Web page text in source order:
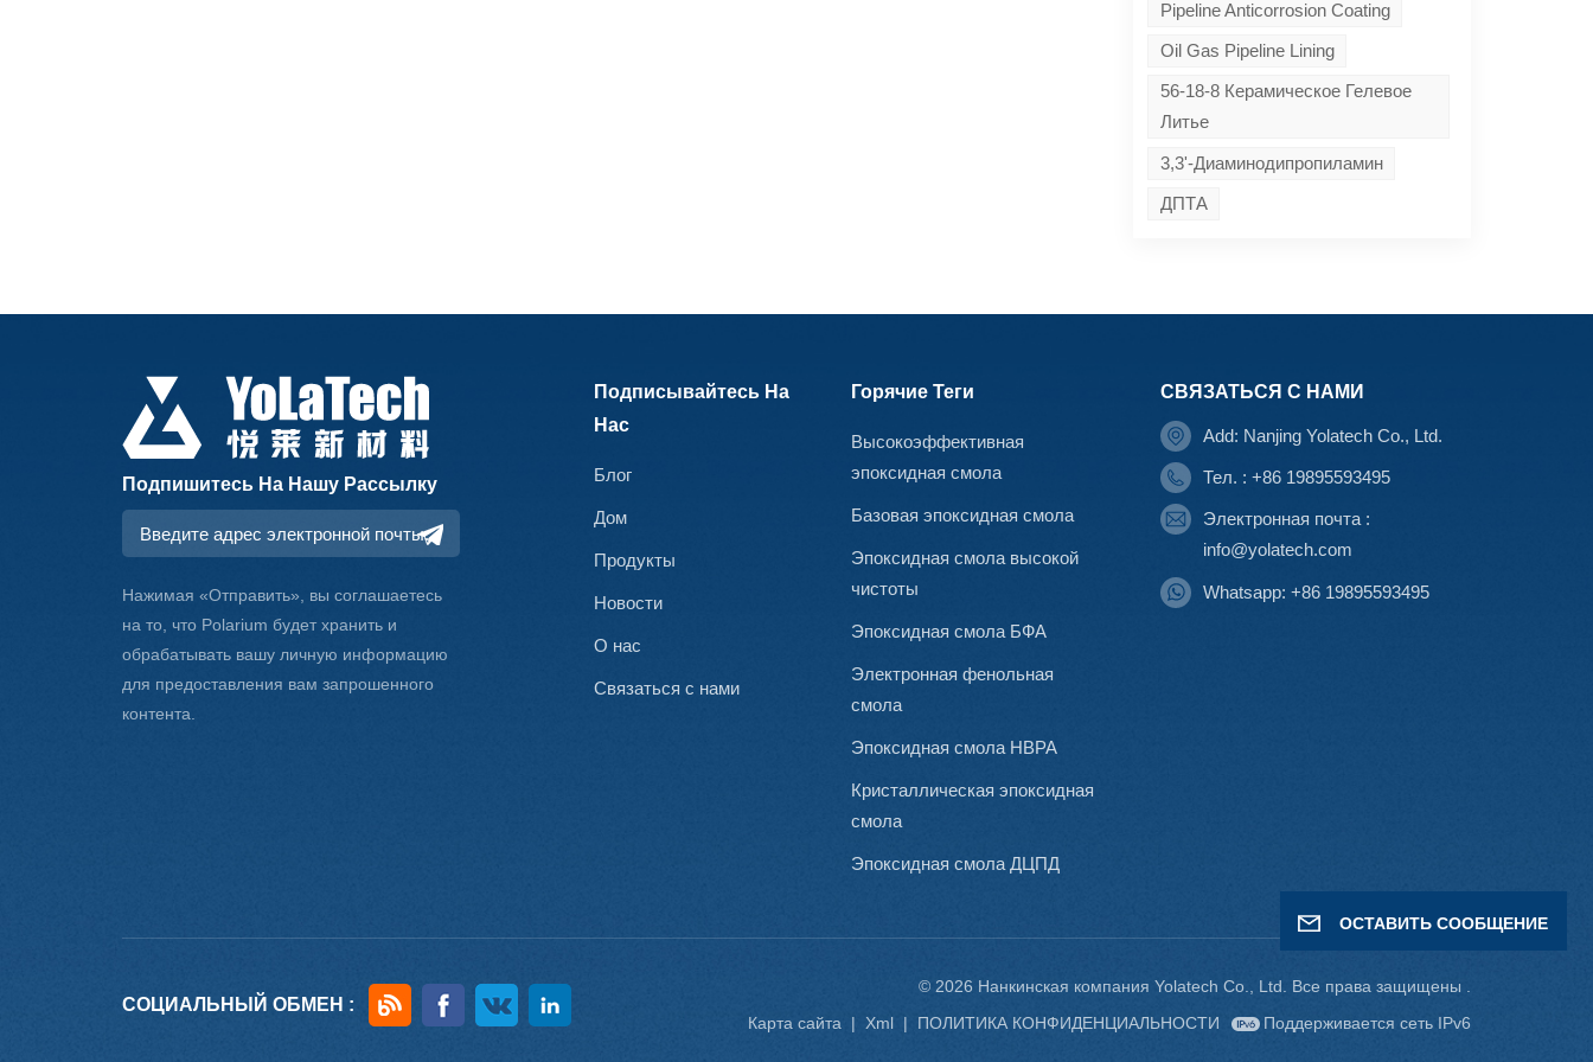
Pipeline Anticorrosion Coating
Oil Gas Pipeline Lining
56-18-8 Керамическое Гелевое
Литье
3,3'-Диаминодипропиламин
ДПТА
Подпишитесь На Нашу Рассылку
Нажимая «Отправить», вы соглашаетесь
на то, что Polarium будет хранить и
обрабатывать вашу личную информацию
для предоставления вам запрошенного
контента.
Подписывайтесь На
Нас
Блог
Дом
Продукты
Новости
О нас
Связаться с нами
Горячие Теги
Высокоэффективная
эпоксидная смола
Базовая эпоксидная смола
Эпоксидная смола высокой
чистоты
Эпоксидная смола БФА
Электронная фенольная
смола
Эпоксидная смола HBPA
Кристаллическая эпоксидная
смола
Эпоксидная смола ДЦПД
СВЯЗАТЬСЯ С НАМИ
Add: Nanjing Yolatech Co., Ltd.
Тел. : +86 19895593495
Электронная почта :
info@yolatech.com
Whatsapp: +86 19895593495
СОЦИАЛЬНЫЙ ОБМЕН :
© 2026 Нанкинская компания Yolatech Co., Ltd. Все права защищены .
Карта сайта
| Xml | ПОЛИТИКА КОНФИДЕНЦИАЛЬНОСТИ Поддерживается сеть IPv6
ОСТАВИТЬ СООБЩЕНИЕ